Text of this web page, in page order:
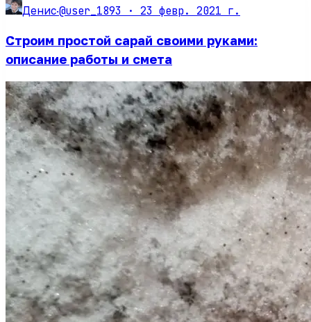
Денис·@user_1893 · 23 февр. 2021 г.
Строим простой сарай своими руками:
описание работы и смета